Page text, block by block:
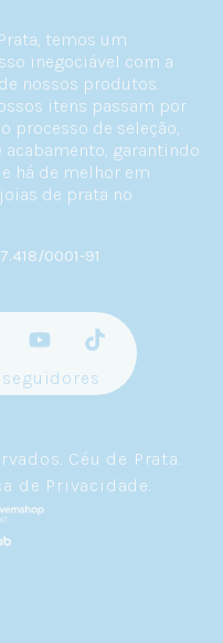
temos um
inegociável com a
nossos produtos.
itens passam por
processo de seleção,
acabamento, garantindo
há de melhor em
de prata no
0001-91
Céu de Prata
de Privacidade